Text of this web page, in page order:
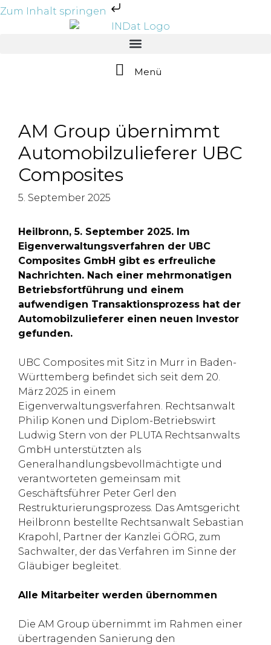
Zum Inhalt springen
Menü
AM Group übernimmt
Automobilzulieferer UBC
Composites
5. September 2025
Heilbronn, 5. September 2025. Im
Eigenverwaltungsverfahren der UBC
Composites GmbH gibt es erfreuliche
Nachrichten. Nach einer mehrmonatigen
Betriebsfortführung und einem
aufwendigen Transaktionsprozess hat der
Automobilzulieferer einen neuen Investor
gefunden.
UBC Composites mit Sitz in Murr in Baden-
Württemberg befindet sich seit dem 20.
März 2025 in einem
Eigenverwaltungsverfahren. Rechtsanwalt
Philip Konen und Diplom-Betriebswirt
Ludwig Stern von der PLUTA Rechtsanwalts
GmbH unterstützten als
Generalhandlungsbevollmächtigte und
verantworteten gemeinsam mit
Geschäftsführer Peter Gerl den
Restrukturierungsprozess. Das Amtsgericht
Heilbronn bestellte Rechtsanwalt Sebastian
Krapohl, Partner der Kanzlei GÖRG, zum
Sachwalter, der das Verfahren im Sinne der
Gläubiger begleitet.
Alle Mitarbeiter werden übernommen
Die AM Group übernimmt im Rahmen einer
übertragenden Sanierung den